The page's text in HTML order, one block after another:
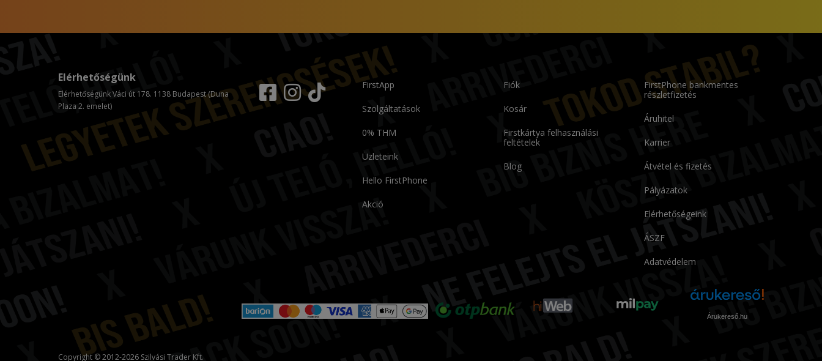
FirstApp
Szolgáltatások
0% THM
Üzleteink
Hello FirstPhone
Akció
Fiók
Kosár
Firstkártya felhasználási
feltételek
Blog
FirstPhone bankmentes
részletfizetés
Áruhitel
Karrier
Átvétel és fizetés
Pályázatok
Elérhetőségeink
ÁSZF
Adatvédelem
Elérhetőségünk
Elérhetőségünk Váci út 178. 1138 Budapest (Duna
Plaza 2. emelet)
Árukereső.hu
Copyright © 2012-2026 Szilvási Trader Kft.